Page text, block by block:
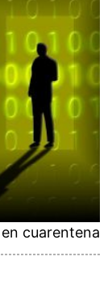
cuarentena